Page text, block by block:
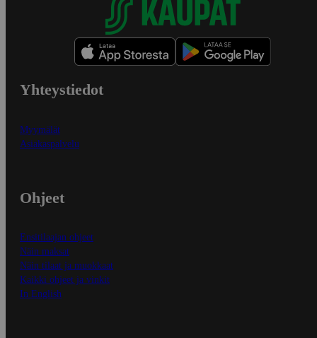
Yhteystiedot
Myymälät
Asiakaspalvelu
Ohjeet
Ensitilaajan ohjeet
Näin maksat
Näin tilaat ja muokkaat
Kaikki ohjeet ja vinkit
In English